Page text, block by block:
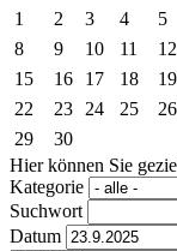
1
2 3 4 5
8
9 10 11 12
15
16 17 18 19
22
23 24 25 26
29
30
Hier können Sie
Kategorie
Suchwort
Datum